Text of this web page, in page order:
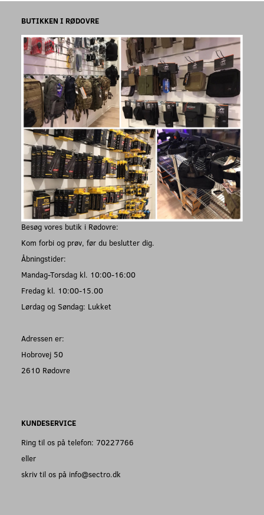
BUTIKKEN I RØDOVRE
Besøg vores butik i Rødovre:
Kom forbi og prøv, før du beslutter dig.
Åbningstider:
Mandag-Torsdag kl. 10:00-16:00
Fredag kl. 10:00-15.00
Lørdag og Søndag: Lukket
Adressen er:
Hobrovej 50
2610 Rødovre
KUNDESERVICE
Ring til os på telefon: 70227766
eller
skriv til os på info@sectro.dk